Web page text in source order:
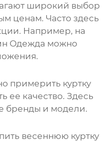
широкий выбор
ценам. Часто здесь
Например, на
Одежда можно
примерить куртку
ее качество. Здесь
бренды и модели.
весеннюю куртку